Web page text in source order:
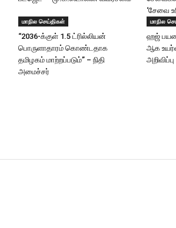
‘சேவை
மாநில செய்திகள்
“2036-க்குள் 1.5 ட்ரில்லியன்
பொருளாதாரம் கொண்டதாக
தமிழகம் மாற்றப்படும்” – நிதி
அமைச்சர்
மாநில
ஹஜ் பயண
ஆக
அறிவிப்பு